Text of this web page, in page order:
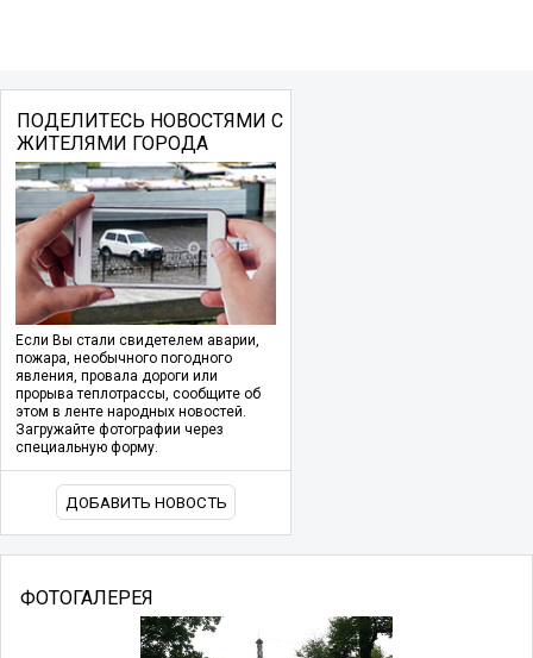
ПОДЕЛИТЕСЬ НОВОСТЯМИ С
ЖИТЕЛЯМИ ГОРОДА
Если Вы стали свидетелем аварии,
пожара, необычного погодного
явления, провала дороги или
прорыва теплотрассы, сообщите об
этом в ленте народных новостей.
Загружайте фотографии через
специальную форму.
ДОБАВИТЬ НОВОСТЬ
ФОТОГАЛЕРЕЯ